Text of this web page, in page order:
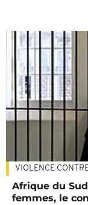
VIOLENCE
Afrique du
femmes, le